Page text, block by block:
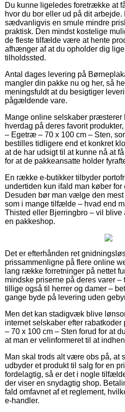
Du kunne ligeledes foretrække at
hvor du bor eller ud på dit
sædvanligvis en smule mindre
praktisk. Den mindst kostelige
de fleste tilfælde være at hente
afhænger af at du opholder dig
tilholdssted.
Antal dages levering på
mangler din pakke nu og her, så
meningsfuldt at du besigtiger
pågældende vare.
Mange online selskaber
hverdag på deres favorit
– Egetræ – 70 x 100 cm – Sten,
bestilles tidligere end et konkret
at de har udsigt til at kunne nå at
for at de pakkeansatte holder
En række e-butikker tilbyder
undertiden kun ifald man køber
Desuden bør man vælge den
som i mange tilfælde – hvad end
Thisted eller Bjerringbro – vil blive
en pakkeshop.
Det er efterhånden ret
prissammenligne på flere online
lang række forretninger på nettet
mindske priserne på deres varer –
tillige også til herrer og damer –
gange byde på levering uden
Men det kan stadigvæk blive
internet selskaber efter
– 70 x 100 cm – Sten forud for at
at man er velinformeret til at
Man skal trods alt være obs på, at
udbyder et produkt til salg for en
fordelagtig, så er det i nogle
der viser en snydagtig shop.
fald omfavnet af et reglement,
e-handler.